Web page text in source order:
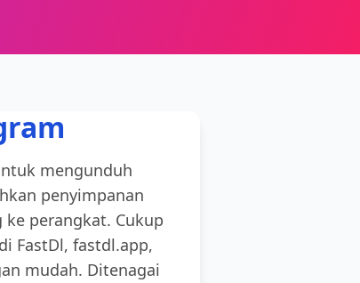
mengunduh
penyimpanan
perangkat. Cukup
FastDl, fastdl.app,
mudah. Ditenagai